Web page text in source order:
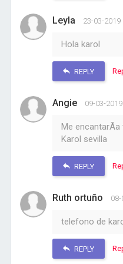
Leyla 23-03-2019
Hola karol
REPLY
Angie 09-03-
Me encantarÃ­a
Karol sevilla
REPLY
Ruth ortuño
telefono de
REPLY